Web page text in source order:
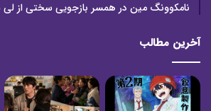
نامکوونگ مین در همسر بازجویی سختی از
آخرین مطالب